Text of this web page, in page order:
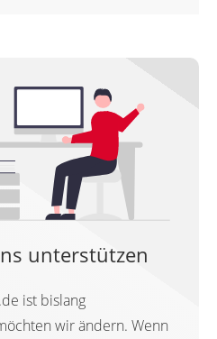
unterstützen
ist bislang
wir ändern. Wenn